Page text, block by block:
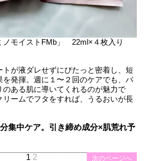
ノモイストFMb」 22ml×４枚入り
が液ダレせずにぴたっと密着し、短
発揮。週に１〜２回のケアでも、パ
のある肌に導いてくれるのが魅力で
ームでフタをすれば、うるおいが長
集中ケア。引き締め成分×肌荒れ予
次のページへ
1 2